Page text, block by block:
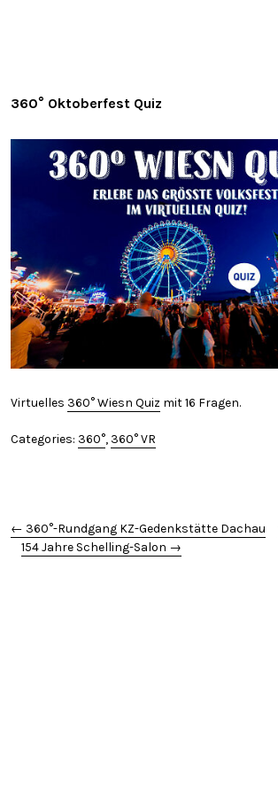
360° Oktoberfest Quiz
Virtuelles 360° Wiesn Quiz mit 16 Fragen.
Categories: 360°, 360° VR
← 360°-Rundgang KZ-Gedenkstätte Dachau
154 Jahre Schelling-Salon →